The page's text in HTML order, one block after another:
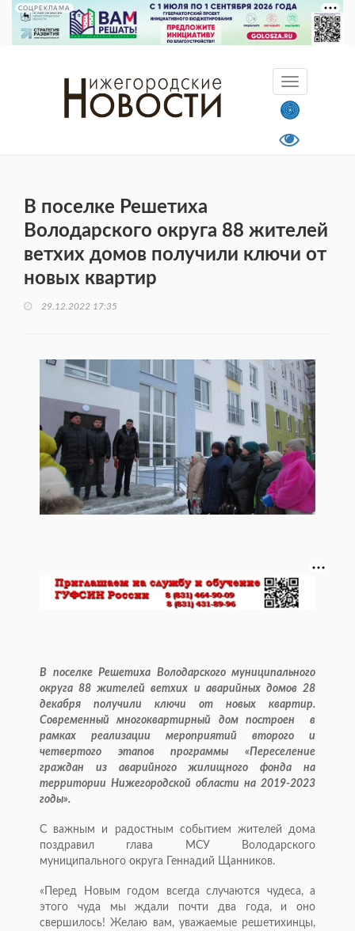
СОЦРЕКЛАМА
В поселке Решетиха
Володарского округа 88 жителей
ветхих домов получили ключи от
новых квартир
29.12.2022 17:35
В поселке Решетиха Володарского муниципального
округа 88 жителей ветхих и аварийных домов 28
декабря получили ключи от новых квартир.
Современный многоквартирный дом построен в
рамках реализации мероприятий второго и
четвертого этапов программы «Переселение
граждан из аварийного жилищного фонда на
территории Нижегородской области на 2019-2023
годы».
С важным и радостным событием жителей дома
поздравил глава МСУ Володарского
муниципального округа Геннадий Щанников.
«Перед Новым годом всегда случаются чудеса, а
этого чуда мы ждали почти два года, и оно
свершилось! Желаю вам, уважаемые решетихинцы,